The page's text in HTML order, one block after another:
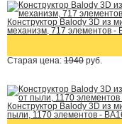
Конструктор Balody 3D из
механизм, 717 элементов -
Старая цена: 1940 руб.
Конструктор Balody 3D из
пыли, 1170 элементов -